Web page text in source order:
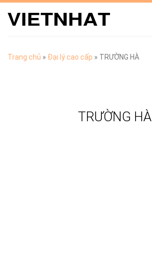
Chuyển
đến
Trang chủ » Đại lý cao cấp » TRƯỜNG HÀ
TRƯỜNG HÀ